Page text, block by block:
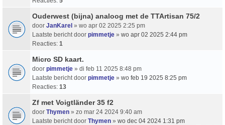
Ouderwest (bijna) analoog met de TTArtisan 75/2
door JanKarel » wo apr 02 2025 2:25 pm
Laatste bericht door pimmetje » wo apr 02 2025 2:44 pm
Reacties: 1
Micro SD kaart.
door pimmetje » di feb 11 2025 8:48 pm
Laatste bericht door pimmetje » wo feb 19 2025 8:25 pm
Reacties: 13
Zf met Voigtländer 35 f2
door Thymen » zo mar 24 2024 9:40 am
Laatste bericht door Thymen » wo dec 04 2024 1:31 pm